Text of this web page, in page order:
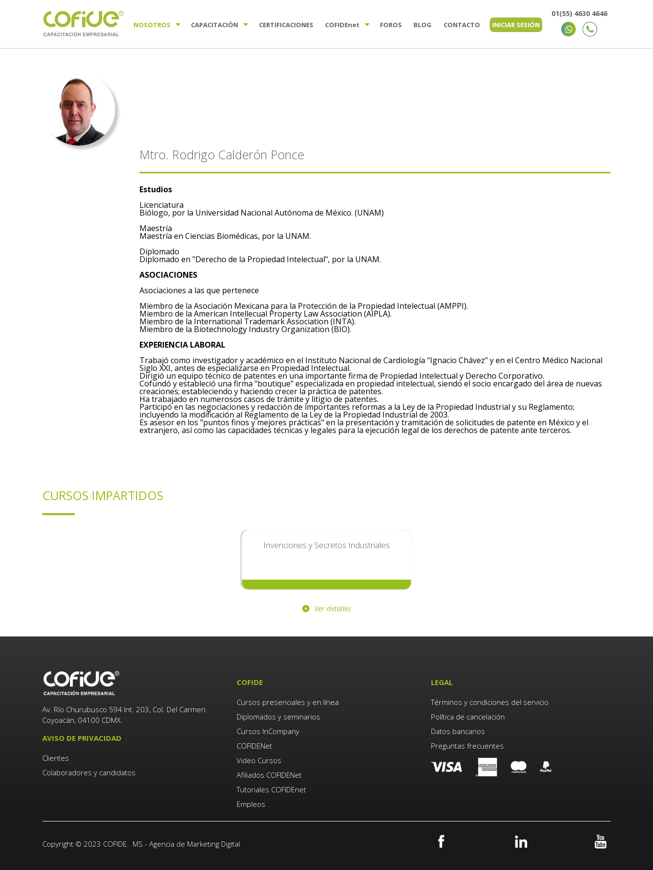
NOSOTROS CAPACITACIÓN CERTIFICACIONES COFIDEnet FOROS BLOG CONTACTO INICIAR SESIÓN
01(55) 4630 4646
Mtro. Rodrigo Calderón Ponce
Estudios
Licenciatura
Biólogo, por la Universidad Nacional Autónoma de México. (UNAM)
Maestría
Maestría en Ciencias Biomédicas, por la UNAM.
Diplomado
Diplomado en "Derecho de la Propiedad Intelectual", por la UNAM.
ASOCIACIONES
Asociaciones a las que pertenece
Miembro de la Asociación Mexicana para la Protección de la Propiedad Intelectual (AMPPI).
Miembro de la American Intellecual Property Law Association (AIPLA).
Miembro de la International Trademark Association (INTA).
Miembro de la Biotechnology Industry Organization (BIO).
EXPERIENCIA LABORAL
Trabajó como investigador y académico en el Instituto Nacional de Cardiología "Ignacio Chávez" y en el Centro Médico Nacional
Siglo XXI, antes de especializarse en Propiedad Intelectual.
Dirigió un equipo técnico de patentes en una importante firma de Propiedad Intelectual y Derecho Corporativo.
Cofundó y estableció una firma "boutique" especializada en propiedad intelectual, siendo el socio encargado del área de nuevas
creaciones; estableciendo y haciendo crecer la práctica de patentes.
Ha trabajado en numerosos casos de trámite y litigio de patentes.
Participó en las negociaciones y redacción de importantes reformas a la Ley de la Propiedad Industrial y su Reglamento;
incluyendo la modificación al Reglamento de la Ley de la Propiedad Industrial de 2003.
Es asesor en los "puntos finos y mejores prácticas" en la presentación y tramitación de solicitudes de patente en México y el
extranjero, así como las capacidades técnicas y legales para la ejecución legal de los derechos de patente ante terceros.
CURSOS IMPARTIDOS
Invenciones y Secretos Industriales
Ver detalles
Av. Río Churubusco 594 Int. 203, Col. Del Carmen
Coyoacán, 04100 CDMX.
AVISO DE PRIVACIDAD
Clientes
Colaboradores y candidatos
COFIDE
Cursos presenciales y en línea
Diplomados y seminarios
Cursos InCompany
COFIDENet
Video Cursos
Afiliados COFIDENet
Tutoriales COFIDEnet
Empleos
LEGAL
Términos y condiciones del servicio
Política de cancelación
Datos bancarios
Preguntas frecuentes
Copyright © 2023 COFIDE. MS - Agencia de Marketing Digital